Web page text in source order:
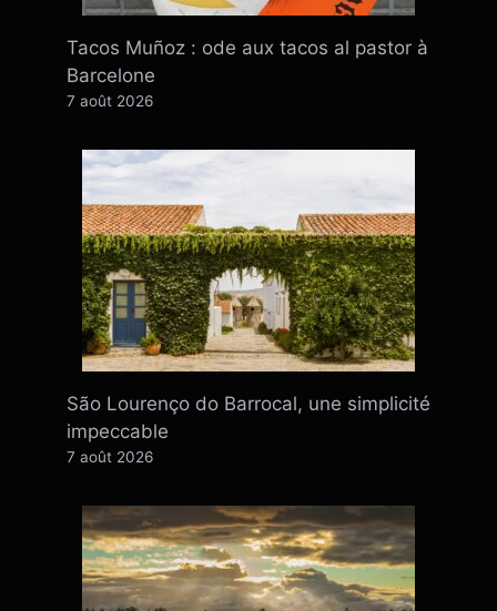
Tacos Muñoz : ode aux tacos al pastor à
Barcelone
7 août 2026
São Lourenço do Barrocal, une simplicité
impeccable
7 août 2026